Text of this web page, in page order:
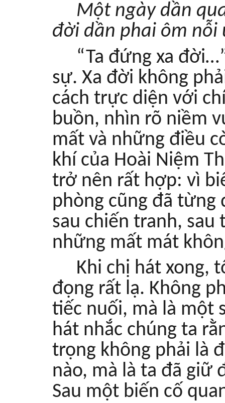
Một ngày dần
đời dần phai ôm nỗi
“Ta đứng xa
sự. Xa đời không
cách trực diện với
buồn, nhìn rõ niềm
mất và những điều
khí của Hoài Niệm
trở nên rất hợp: vì
phòng cũng đã
sau chiến tranh, sau
những mất mát
Khi chị hát xong,
đọng rất lạ. Không
tiếc nuối, mà là một
hát nhắc chúng ta
trọng không phải là
nào, mà là ta đã giữ
Sau một biến cố